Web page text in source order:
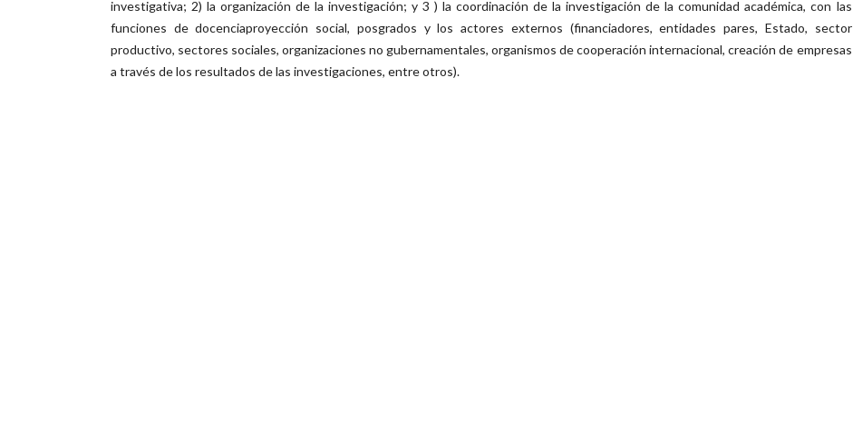
investigativa; 2) la organización de la investigación; y 3 ) la coordinación de la investigación de la comunidad académica, con las
funciones de docenciaproyección social, posgrados y los actores externos (financiadores, entidades pares, Estado, sector
productivo, sectores sociales, organizaciones no gubernamentales, organismos de cooperación internacional, creación de empresas
a través de los resultados de las investigaciones, entre otros).